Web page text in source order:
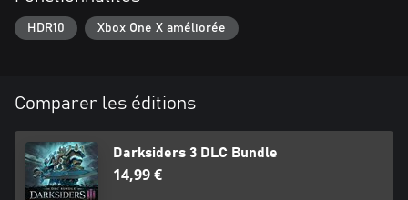
HDR10 Xbox One X améliorée
Comparer les éditions
Darksiders 3 DLC Bundle
14,99 €